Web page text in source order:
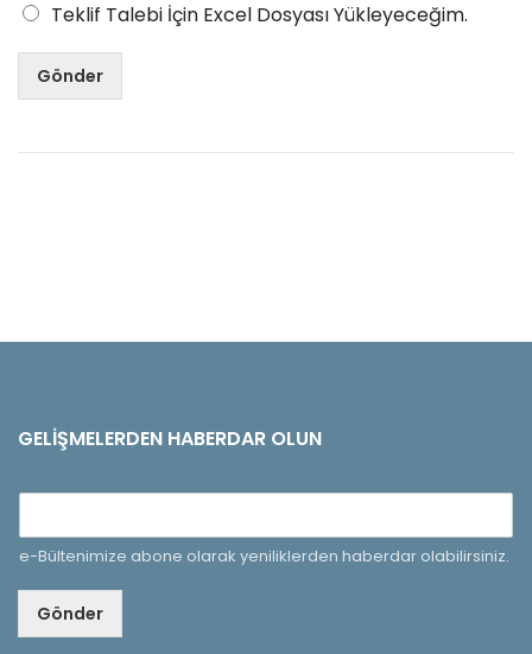
Teklif Talebi İçin Excel Dosyası Yükleyeceğim.
Gönder
GELIŞMELERDEN HABERDAR OLUN
e-Bültenimize abone olarak yeniliklerden haberdar olabilirsiniz.
Gönder